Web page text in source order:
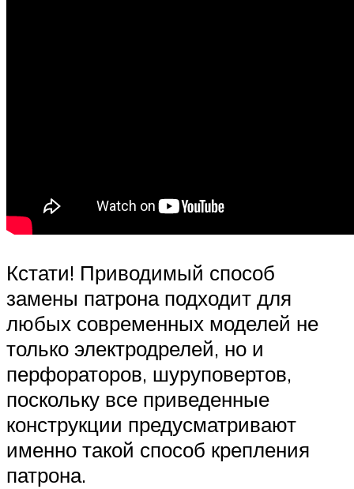
Кстати! Приводимый способ
замены патрона подходит для
любых современных моделей не
только электродрелей, но и
перфораторов, шуруповертов,
поскольку все приведенные
конструкции предусматривают
именно такой способ крепления
патрона.